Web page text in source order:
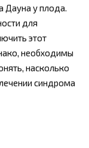
Дауна у плода.
для
этот
необходимы
насколько
синдрома